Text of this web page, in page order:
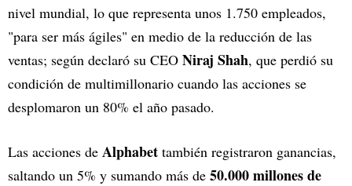
nivel mundial, lo que representa unos 1.750 empleados,
"para ser más ágiles" en medio de la reducción de las
ventas; según declaró su CEO Niraj Shah, que perdió su
condición de multimillonario cuando las acciones se
desplomaron un 80% el año pasado.
Las acciones de Alphabet también registraron ganancias,
saltando un 5% y sumando más de 50.000 millones de